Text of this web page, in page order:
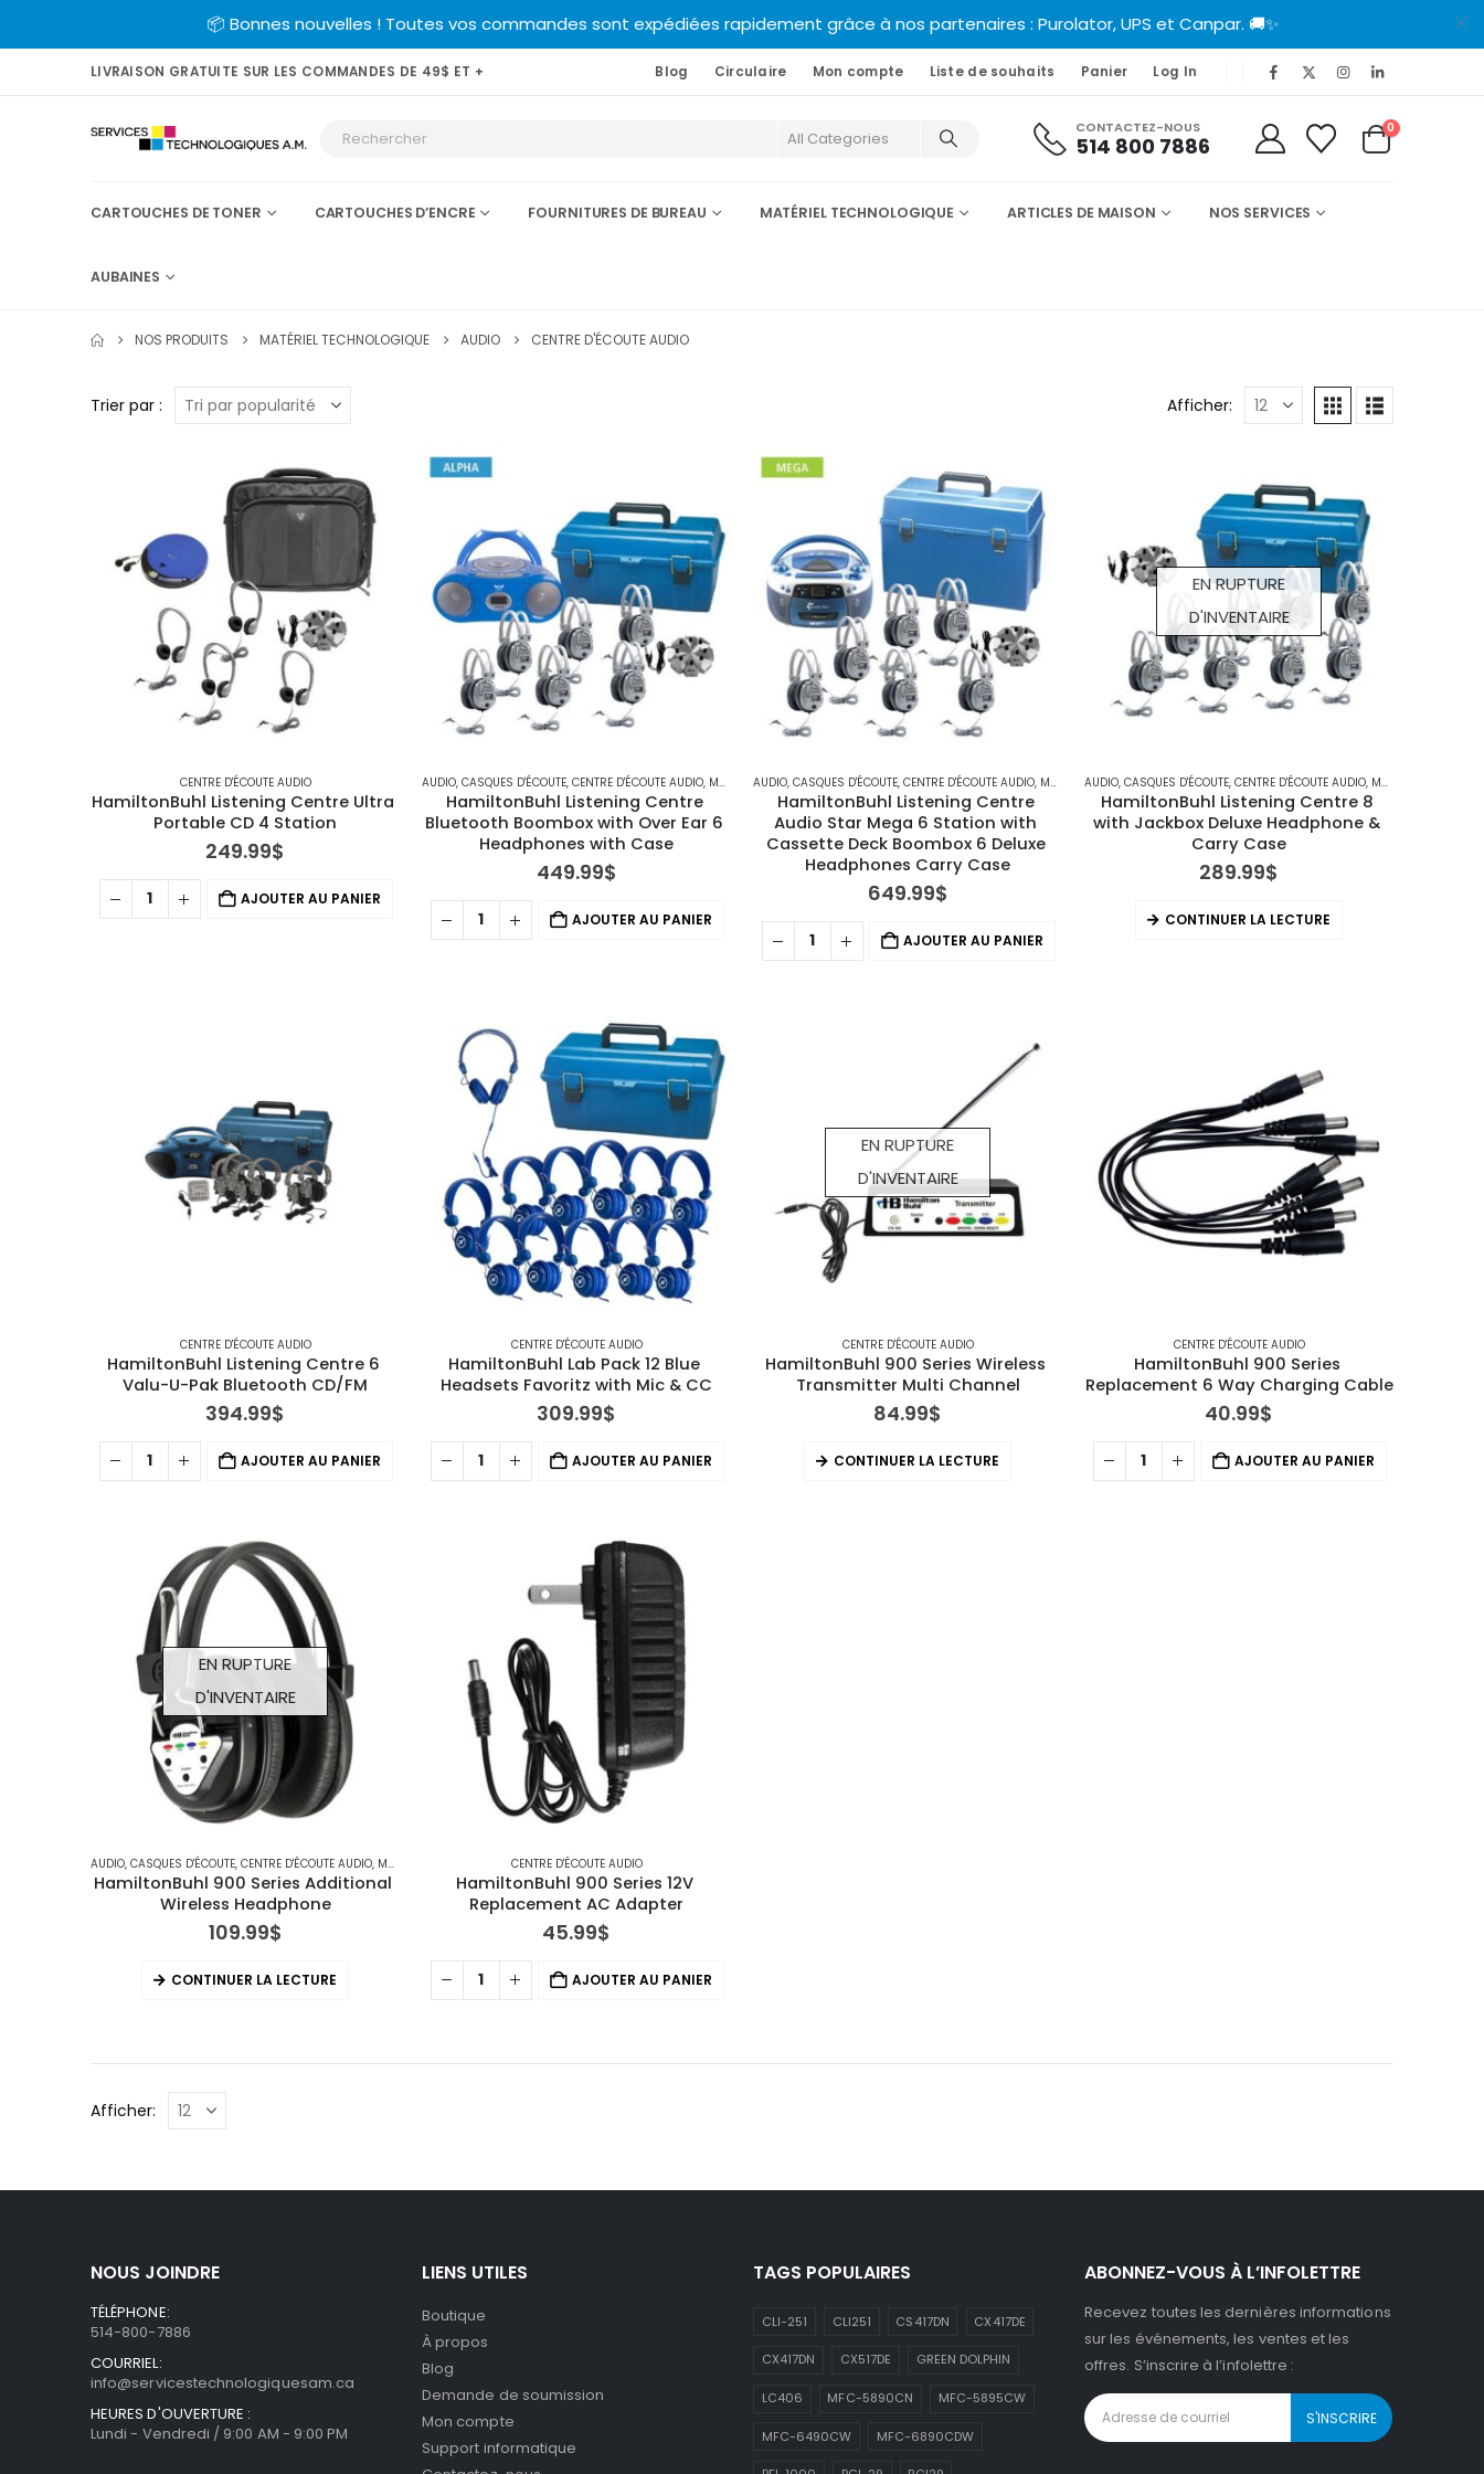
📦 Bonnes nouvelles ! Toutes vos commandes sont expédiées rapidement grâce à nos partenaires : Purolator, UPS et Canpar. 🚚✨
LIVRAISON GRATUITE SUR LES COMMANDES DE 49$ ET + Blog Circulaire Mon compte Liste de souhaits Panier Log In
CONTACTEZ-NOUS
514 800 7886
0
CARTOUCHES DE TONER CARTOUCHES D’ENCRE FOURNITURES DE BUREAU MATÉRIEL TECHNOLOGIQUE ARTICLES DE MAISON NOS SERVICES
AUBAINES
NOS PRODUITS MATÉRIEL TECHNOLOGIQUE AUDIO CENTRE D'ÉCOUTE AUDIO
Trier par : Afficher:
CENTRE D'ÉCOUTE AUDIO
HamiltonBuhl Listening Centre Ultra
Portable CD 4 Station
249.99$
AJOUTER AU PANIER
AUDIO, CASQUES D'ÉCOUTE, CENTRE D'ÉCOUTE AUDIO, MATÉRIEL TECHNOLOGIQUE
HamiltonBuhl Listening Centre
Bluetooth Boombox with Over Ear 6
Headphones with Case
449.99$
AJOUTER AU PANIER
AUDIO, CASQUES D'ÉCOUTE, CENTRE D'ÉCOUTE AUDIO, MATÉRIEL TECHNOLOGIQUE
HamiltonBuhl Listening Centre
Audio Star Mega 6 Station with
Cassette Deck Boombox 6 Deluxe
Headphones Carry Case
649.99$
AJOUTER AU PANIER
EN RUPTURE
D'INVENTAIRE
AUDIO, CASQUES D'ÉCOUTE, CENTRE D'ÉCOUTE AUDIO, MATÉRIEL TECHNOLOGIQUE
HamiltonBuhl Listening Centre 8
with Jackbox Deluxe Headphone &
Carry Case
289.99$
CONTINUER LA LECTURE
CENTRE D'ÉCOUTE AUDIO
HamiltonBuhl Listening Centre 6
Valu-U-Pak Bluetooth CD/FM
394.99$
AJOUTER AU PANIER
CENTRE D'ÉCOUTE AUDIO
HamiltonBuhl Lab Pack 12 Blue
Headsets Favoritz with Mic & CC
309.99$
AJOUTER AU PANIER
EN RUPTURE
D'INVENTAIRE
CENTRE D'ÉCOUTE AUDIO
HamiltonBuhl 900 Series Wireless
Transmitter Multi Channel
84.99$
CONTINUER LA LECTURE
CENTRE D'ÉCOUTE AUDIO
HamiltonBuhl 900 Series
Replacement 6 Way Charging Cable
40.99$
AJOUTER AU PANIER
EN RUPTURE
D'INVENTAIRE
AUDIO, CASQUES D'ÉCOUTE, CENTRE D'ÉCOUTE AUDIO, MATÉRIEL TECHNOLOGIQUE
HamiltonBuhl 900 Series Additional
Wireless Headphone
109.99$
CONTINUER LA LECTURE
CENTRE D'ÉCOUTE AUDIO
HamiltonBuhl 900 Series 12V
Replacement AC Adapter
45.99$
AJOUTER AU PANIER
Afficher:
NOUS JOINDRE
TÉLÉPHONE:
514-800-7886
COURRIEL:
info@servicestechnologiquesam.ca
HEURES D'OUVERTURE :
Lundi - Vendredi / 9:00 AM - 9:00 PM
LIENS UTILES
Boutique
À propos
Blog
Demande de soumission
Mon compte
Support informatique
TAGS POPULAIRES
CLI-251 CLI251 CS417DN CX417DE
CX417DN CX517DE GREEN DOLPHIN
LC406 MFC-5890CN MFC-5895CW
MFC-6490CW MFC-6890CDW
ABONNEZ-VOUS À L’INFOLETTRE
Recevez toutes les dernières informations
sur les événements, les ventes et les
offres. S’inscrire à l’infolettre :